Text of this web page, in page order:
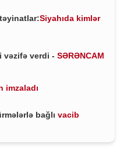
Siyahıda kimlər
vəzifə verdi - SƏRƏNCAM
imzaladı
bağlı vacib